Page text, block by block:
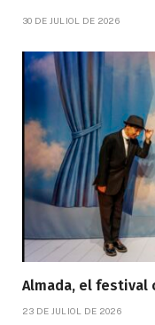
30 DE JULIOL DE 2026
Almada, el festival
23 DE JULIOL DE 2026